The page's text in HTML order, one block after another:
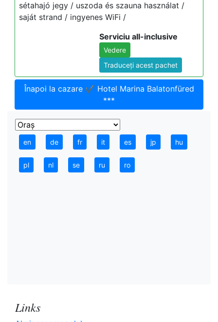
sétahajó jegy / uszoda és szauna használat /
saját strand / ingyenes WiFi /
Serviciu all-inclusive
Vedere
Traduceți acest pachet
Înapoi la cazare ✔️ Hotel Marina Balatonfüred
***
en de fr it es jp hu
pl nl se ru ro
Links